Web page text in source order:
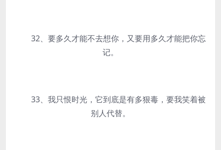
32、要多久才能不去想你，又要用多久才能把你忘
记。
33、我只恨时光，它到底是有多狠毒，要我笑着被
别人代替。